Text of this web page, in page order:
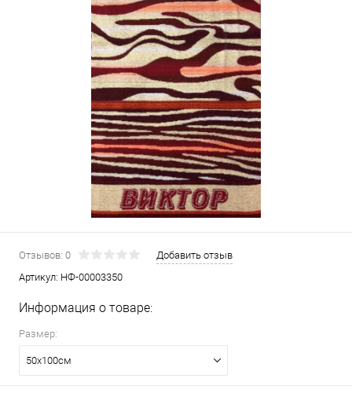
Отзывов: 0
Добавить отзыв
Артикул: НФ-00003350
Информация о товаре:
Размер:
50х100см